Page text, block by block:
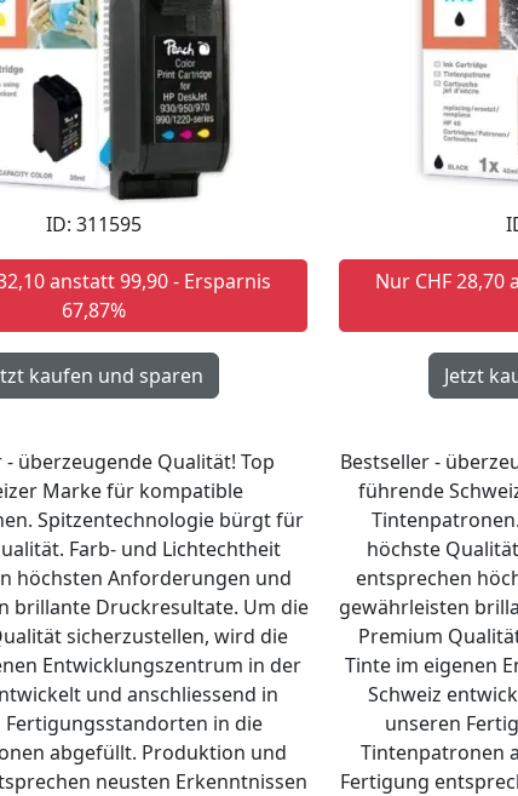
ID: 311595
anstatt 99,90 - Ersparnis
67,87%
- überzeugende Qualität! Top
Marke für kompatible
Spitzentechnologie bürgt für
Farb- und Lichtechtheit
höchsten Anforderungen und
brillante Druckresultate. Um die
sicherzustellen, wird die
Entwicklungszentrum in der
und anschliessend in
Fertigungsstandorten in die
abgefüllt. Produktion und
neusten Erkenntnissen
Nur CHF 28,70
Bestseller -
führende
höchste
entsprechen
gewährleisten
Premium
Tinte im eigenen
Schweiz
unseren
Tintenpatronen
Fertigung